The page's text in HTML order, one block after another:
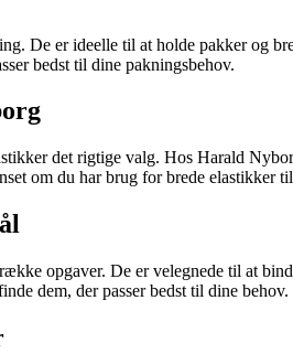
De er ideelle til at holde pakker og
bedst til dine pakningsbehov.
det rigtige valg. Hos Harald
om du har brug for brede
opgaver. De er velegnede til at
dem, der passer bedst til dine behov.